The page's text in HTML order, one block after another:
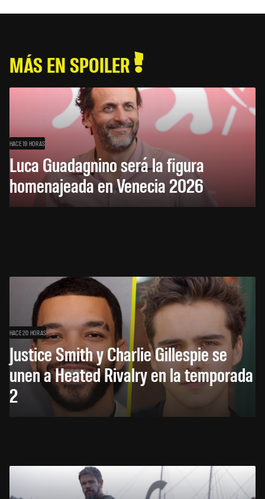
MÁS EN SPOILER
HACE 19 HORAS
Luca Guadagnino será la figura
homenajeada en Venecia 2026
HACE 20 HORAS
Justice Smith y Charlie Gillespie se
unen a Heated Rivalry en la temporada
2